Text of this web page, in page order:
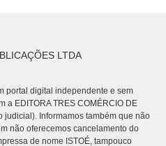
LTDA
portal digital independente e sem
a EDITORA TRES COMÉRCIO DE
judicial). Informamos também que não
não oferecemos cancelamento do
de nome ISTOÉ, tampouco